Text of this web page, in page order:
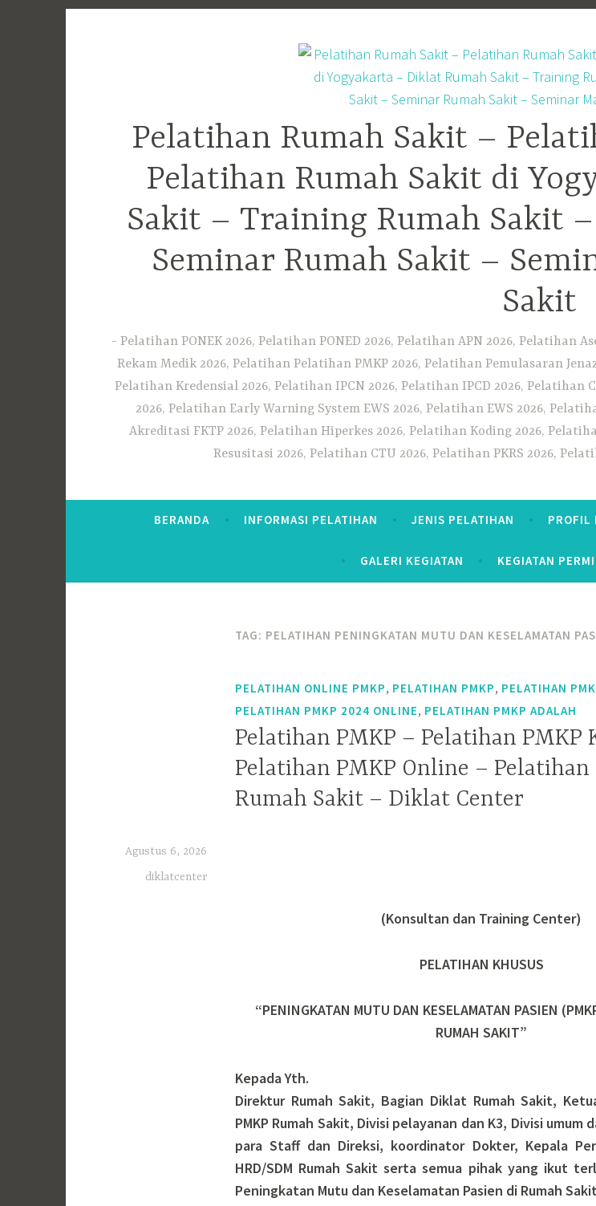
Skip
Pelatihan Rumah Sakit –
Pelatihan Rumah Sakit di
Sakit – Training Rumah Sakit
Seminar Rumah Sakit –
Sakit
Pelatihan PONEK 2026, Pelatihan PONED 2026, Pelatihan APN 2026, Pelatihan
Rekam Medik 2026, Pelatihan Pelatihan PMKP 2026, Pelatihan Pemulasaran
Pelatihan Kredensial 2026, Pelatihan IPCN 2026, Pelatihan IPCD 2026, Pelatihan
2026, Pelatihan Early Warning System EWS 2026, Pelatihan EWS 2026,
Akreditasi FKTP 2026, Pelatihan Hiperkes 2026, Pelatihan Koding 2026,
Resusitasi 2026, Pelatihan CTU 2026, Pelatihan PKRS 2026,
BERANDA INFORMASI PELATIHAN JENIS PELATIHAN PROFIL
GALERI KEGIATAN KEGIATAN
TAG: PELATIHAN PENINGKATAN MUTU DAN KESELAMATAN
PELATIHAN ONLINE PMKP, PELATIHAN PMKP, PELATIHAN
PELATIHAN PMKP 2024 ONLINE, PELATIHAN PMKP ADALAH
Pelatihan PMKP – Pelatihan PMKP
Pelatihan PMKP Online – Pelatihan
Rumah Sakit – Diklat Center
Agustus 6, 2026
diklatcenter
(Konsultan dan Training Center)
PELATIHAN KHUSUS
“PENINGKATAN MUTU DAN KESELAMATAN PASIEN
RUMAH SAKIT”
Kepada Yth.
Direktur Rumah Sakit, Bagian Diklat Rumah Sakit,
PMKP Rumah Sakit, Divisi pelayanan dan K3, Divisi umum
para Staff dan Direksi, koordinator Dokter, Kepala
HRD/SDM Rumah Sakit serta semua pihak yang ikut
Peningkatan Mutu dan Keselamatan Pasien di Rumah